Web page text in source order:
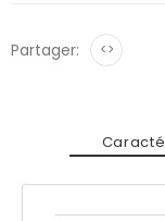
Partager: <>